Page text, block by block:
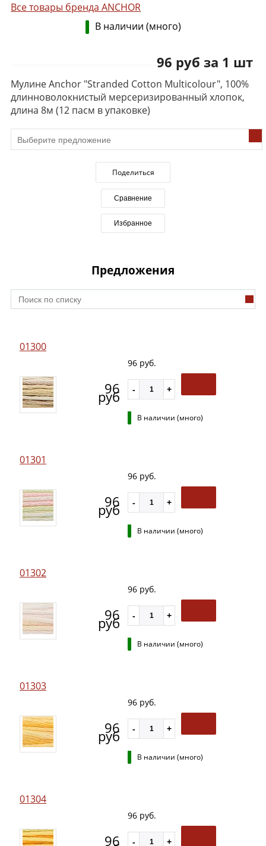
Все товары бренда ANCHOR
В наличии (много)
96 руб за 1 шт
Мулине Anchor "Stranded Cotton Multicolour", 100%
длинноволокнистый мерсеризированный хлопок,
длина 8м (12 пасм в упаковке)
Поделиться
Сравнение
Избранное
Предложения
01300
96
руб
96 руб.
В наличии (много)
01301
96
руб
96 руб.
В наличии (много)
01302
96
руб
96 руб.
В наличии (много)
01303
96
руб
96 руб.
В наличии (много)
01304
96
96 руб.